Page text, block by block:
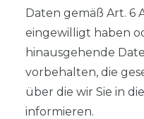
Daten gemäß Art. 6
eingewilligt haben
hinausgehende
vorbehalten, die
über die wir Sie in
informieren.